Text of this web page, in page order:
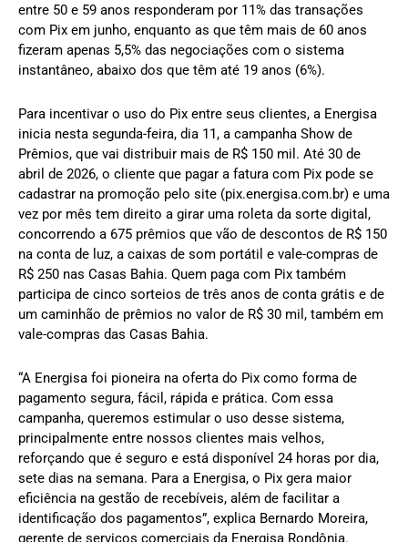
entre 50 e 59 anos responderam por 11% das transações
com Pix em junho, enquanto as que têm mais de 60 anos
fizeram apenas 5,5% das negociações com o sistema
instantâneo, abaixo dos que têm até 19 anos (6%).
Para incentivar o uso do Pix entre seus clientes, a Energisa
inicia nesta segunda-feira, dia 11, a campanha Show de
Prêmios, que vai distribuir mais de R$ 150 mil. Até 30 de
abril de 2026, o cliente que pagar a fatura com Pix pode se
cadastrar na promoção pelo site (pix.energisa.com.br) e uma
vez por mês tem direito a girar uma roleta da sorte digital,
concorrendo a 675 prêmios que vão de descontos de R$ 150
na conta de luz, a caixas de som portátil e vale-compras de
R$ 250 nas Casas Bahia. Quem paga com Pix também
participa de cinco sorteios de três anos de conta grátis e de
um caminhão de prêmios no valor de R$ 30 mil, também em
vale-compras das Casas Bahia.
“A Energisa foi pioneira na oferta do Pix como forma de
pagamento segura, fácil, rápida e prática. Com essa
campanha, queremos estimular o uso desse sistema,
principalmente entre nossos clientes mais velhos,
reforçando que é seguro e está disponível 24 horas por dia,
sete dias na semana. Para a Energisa, o Pix gera maior
eficiência na gestão de recebíveis, além de facilitar a
identificação dos pagamentos”, explica Bernardo Moreira,
gerente de serviços comerciais da Energisa Rondônia.